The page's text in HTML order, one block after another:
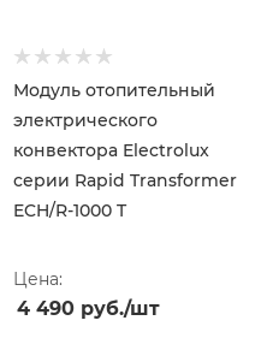
Модуль отопительный
электрического
конвектора Electrolux
серии Rapid Transformer
ECH/R-1000 T
Цена:
4 490руб./шт